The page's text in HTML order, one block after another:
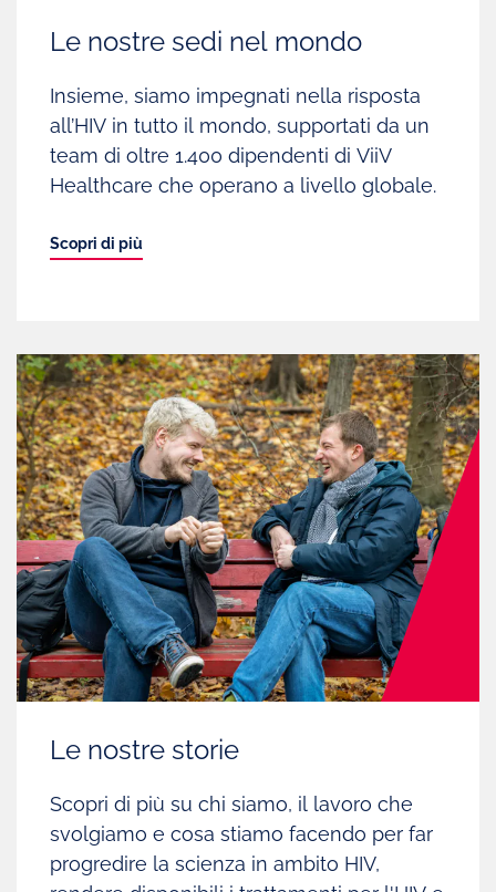
Le nostre sedi nel mondo
Insieme, siamo impegnati nella risposta
all’HIV in tutto il mondo, supportati da un
team di oltre 1.400 dipendenti di ViiV
Healthcare che operano a livello globale.
Scopri di più
Le nostre storie
Scopri di più su chi siamo, il lavoro che
svolgiamo e cosa stiamo facendo per far
progredire la scienza in ambito HIV,